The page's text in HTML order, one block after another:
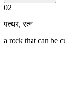
02
पत्थर,रत्न
a rock that can be